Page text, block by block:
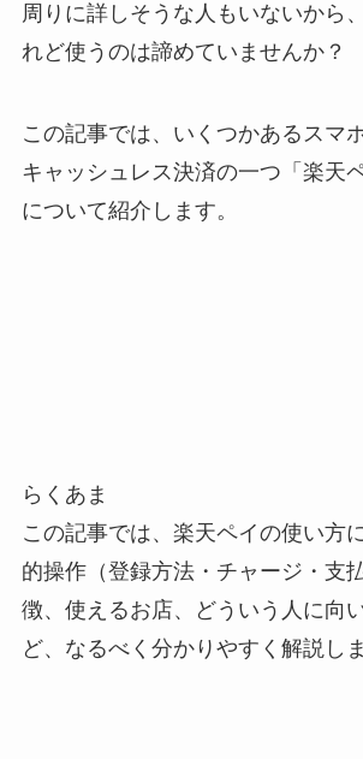
周りに詳しそうな人もいないから
れど使うのは諦めていませんか？
この記事では、いくつかあるスマ
キャッシュレス決済の一つ「楽天
について紹介します。
らくあま
この記事では、楽天ペイの使い方
的操作（登録方法・チャージ・支
徴、使えるお店、どういう人に向
ど、なるべく分かりやすく解説しま